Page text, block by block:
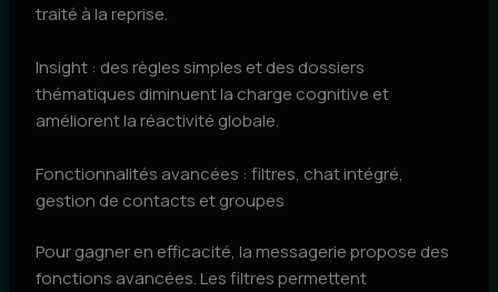
traité à la reprise.
Insight : des règles simples et des dossiers
thématiques diminuent la charge cognitive et
améliorent la réactivité globale.
Fonctionnalités avancées : filtres, chat intégré,
gestion de contacts et groupes
Pour gagner en efficacité, la messagerie propose des
fonctions avancées. Les filtres permettent